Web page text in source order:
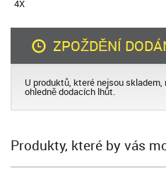
4X
ZPOŽDĚNÍ
U produktů, které nejsou
ohledně dodacích lhůt.
Produkty, které by vás